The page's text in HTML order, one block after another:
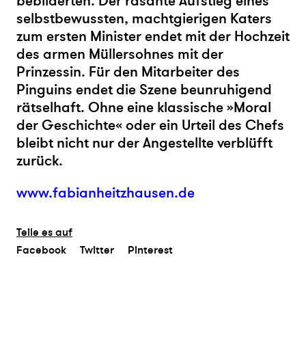
selbstbewussten, machtgierigen Katers
zum ersten Minister endet mit der Hochzeit
des armen Müllersohnes mit der
Prinzessin. Für den Mitarbeiter des
Pinguins endet die Szene beunruhigend
rätselhaft. Ohne eine klassische »Moral
der Geschichte« oder ein Urteil des Chefs
bleibt nicht nur der Angestellte verblüfft
zurück.
www.fabianheitzhausen.de
Teile es auf
Facebook
Twitter Pinterest